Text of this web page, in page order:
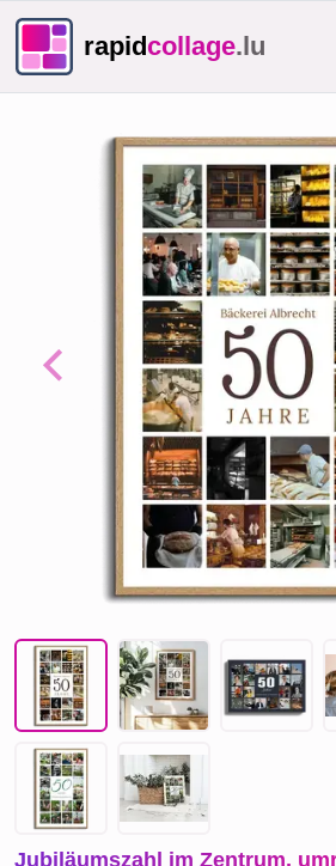
rapidcollage.lu
Previous
Jubiläumszahl im Zentrum,